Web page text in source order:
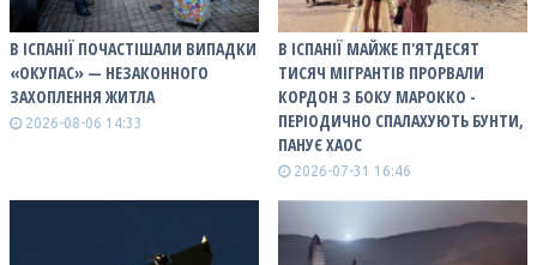
В ІСПАНІЇ ПОЧАСТІШАЛИ ВИПАДКИ
«ОКУПАС» — НЕЗАКОННОГО
ЗАХОПЛЕННЯ ЖИТЛА
2026-08-06 14:33
В ІСПАНІЇ МАЙЖЕ П'ЯТДЕСЯТ
ТИСЯЧ МІГРАНТІВ ПРОРВАЛИ
КОРДОН З БОКУ МАРОККО -
ПЕРІОДИЧНО СПАЛАХУЮТЬ БУНТИ,
ПАНУЄ ХАОС
2026-07-31 16:46